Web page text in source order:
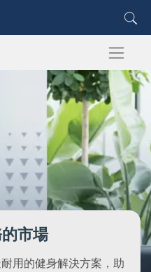
市場
用的健身解決方案，助